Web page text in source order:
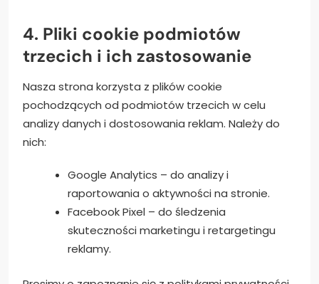
4. Pliki cookie podmiotów
trzecich i ich zastosowanie
Nasza strona korzysta z plików cookie
pochodzących od podmiotów trzecich w celu
analizy danych i dostosowania reklam. Należy do
nich:
Google Analytics – do analizy i
raportowania o aktywności na stronie.
Facebook Pixel – do śledzenia
skuteczności marketingu i retargetingu
reklamy.